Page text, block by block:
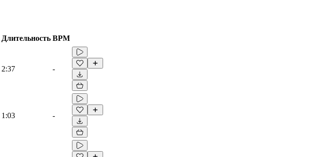
Длительность BPM
2:37 -
1:03 -